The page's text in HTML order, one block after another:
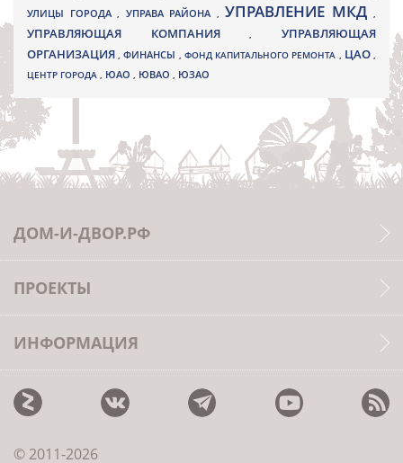
УЛИЦЫ ГОРОДА , УПРАВА РАЙОНА , УПРАВЛЕНИЕ МКД ,
УПРАВЛЯЮЩАЯ КОМПАНИЯ,УПРАВЛЯЮЩАЯ
ОРГАНИЗАЦИЯ,ФИНАНСЫ , ФОНД КАПИТАЛЬНОГО РЕМОНТА , ЦАО,
ЦЕНТР ГОРОДА , ЮАО , ЮВАО , ЮЗАО
ДОМ-И-ДВОР.РФ
ПРОЕКТЫ
ИНФОРМАЦИЯ
© 2011-2026